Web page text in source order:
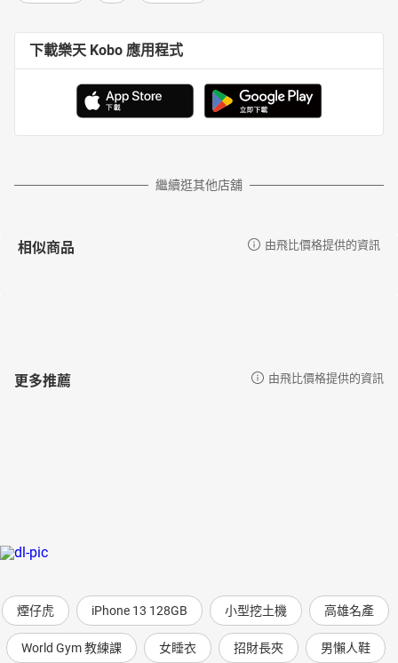
下載樂天 Kobo 應用程式
繼續逛其他店舖
相似商品 由飛比價格提供的資訊
更多推薦 由飛比價格提供的資訊
煙仔虎 iPhone 13 128GB 小型挖土機 高雄名產
World Gym 教練課 女睡衣 招財長夾 男懶人鞋